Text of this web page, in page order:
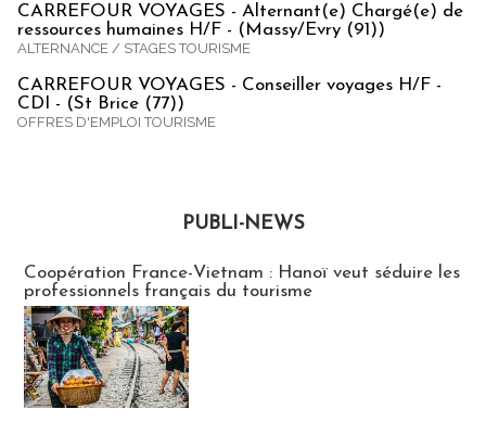
CARREFOUR VOYAGES - Alternant(e) Chargé(e) de
ressources humaines H/F - (Massy/Evry (91))
ALTERNANCE / STAGES TOURISME
CARREFOUR VOYAGES - Conseiller voyages H/F -
CDI - (St Brice (77))
OFFRES D'EMPLOI TOURISME
PUBLI-NEWS
Coopération France-Vietnam : Hanoï veut séduire les
professionnels français du tourisme